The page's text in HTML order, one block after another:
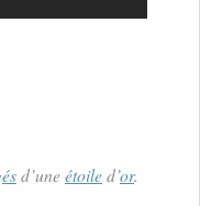
d’uneétoiled’or.